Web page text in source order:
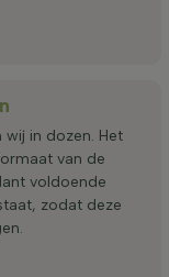
in dozen. Het
van de
voldoende
zodat deze